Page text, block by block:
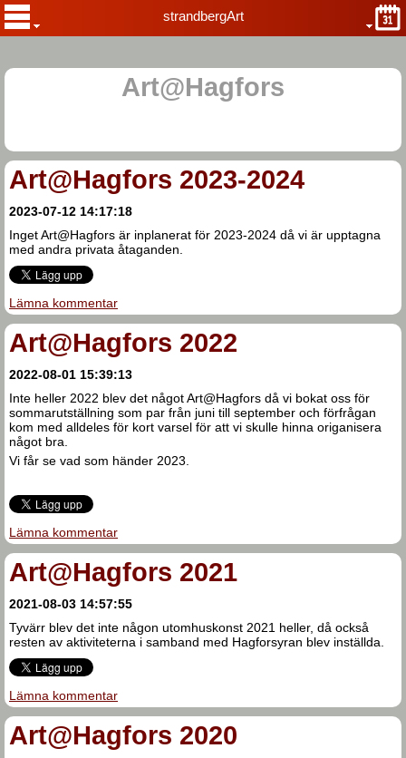
strandbergArt
Art@Hagfors
Art@Hagfors 2023-2024
2023-07-12 14:17:18
Inget Art@Hagfors är inplanerat för 2023-2024 då vi är upptagna
med andra privata åtaganden.
Lämna kommentar
Art@Hagfors 2022
2022-08-01 15:39:13
Inte heller 2022 blev det något Art@Hagfors då vi bokat oss för
sommarutställning som par från juni till september och förfrågan
kom med alldeles för kort varsel för att vi skulle hinna origanisera
något bra.
Vi får se vad som händer 2023.
Lämna kommentar
Art@Hagfors 2021
2021-08-03 14:57:55
Tyvärr blev det inte någon utomhuskonst 2021 heller, då också
resten av aktiviteterna i samband med Hagforsyran blev inställda.
Lämna kommentar
Art@Hagfors 2020